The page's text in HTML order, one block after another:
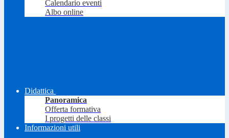
Calendario eventi
Albo online
Didattica
Panoramica
Offerta formativa
I progetti delle classi
Informazioni utili